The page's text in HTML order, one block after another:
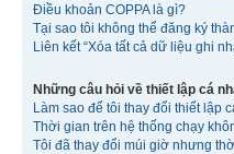
Điều khoản COPPA là gì?
Tại sao tôi không thể đăng ký
Liên kết “Xóa tất cả dữ liệu ghi
Những câu hỏi về thiết lập cá
Làm sao để tôi thay đổi thiết lập
Thời gian trên hệ thống chạy
Tôi đã thay đổi múi giờ nhưng